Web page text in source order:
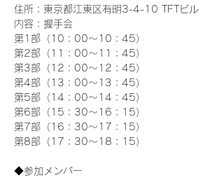
住所：東京都江東区有明3-4-10 TFTビル
内容：握手会
第1部（10：00～10：45）
第2部（11：00～11：45）
第3部（12：00～12：45）
第4部（13：00～13：45）
第5部（14：00～14：45）
第6部（15：30～16：15）
第7部（16：30～17：15）
第8部（17：30～18：15）
◆参加メンバー